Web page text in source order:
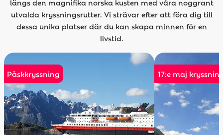
utvalda kryssningsrutter. Vi strävar efter att föra dig till
dessa unika platser där du kan skapa minnen för en
livstid.
Påskkryssning 17:e maj